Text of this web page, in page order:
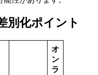
別化ポイント
オ
ン
ラ